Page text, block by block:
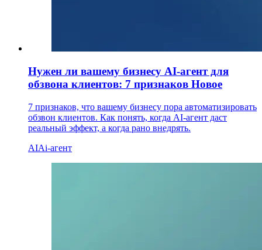
Нужен ли вашему бизнесу AI-агент для
обзвона клиентов: 7 признаков Новое
7 признаков, что вашему бизнесу пора автоматизировать
обзвон клиентов. Как понять, когда AI-агент даст
реальный эффект, а когда рано внедрять.
AIAi-агент